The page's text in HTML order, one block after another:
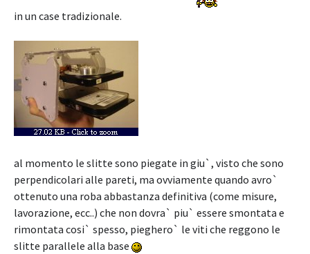
in un case tradizionale.
al momento le slitte sono piegate in giu`, visto che sono
perpendicolari alle pareti, ma ovviamente quando avro`
ottenuto una roba abbastanza definitiva (come misure,
lavorazione, ecc..) che non dovra` piu` essere smontata e
rimontata cosi` spesso, pieghero` le viti che reggono le
slitte parallele alla base